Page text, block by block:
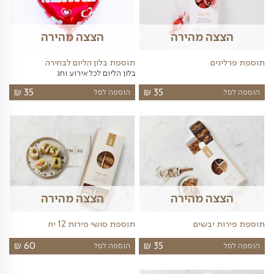
שעשויים לעניין אותך
נבחרות יינות בלונים פרחים מתוקים שונות